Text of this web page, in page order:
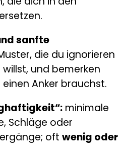
sanfte
die du ignorieren
und bemerken
Anker brauchst.
minimale
Schläge oder
oft wenig oder